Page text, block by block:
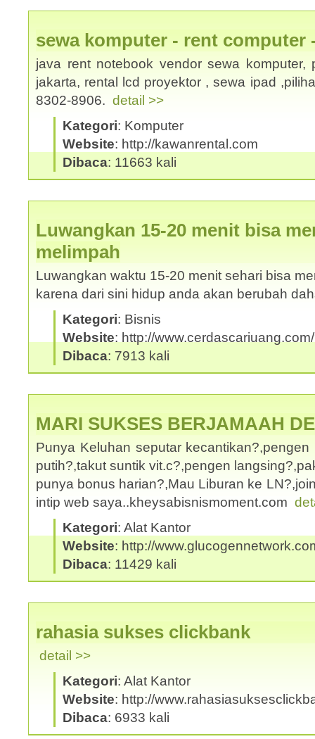
sewa komputer - rent computer
java rent notebook vendor sewa
jakarta, rental lcd proyektor , sewa ipad
8302-8906. detail >>
Kategori: Komputer
Website: http://kawanrental.com
Dibaca: 11663 kali
Luwangkan 15-20 menit bisa
melimpah
Luwangkan waktu 15-20 menit sehari bisa
karena dari sini hidup anda akan berubah
Kategori: Bisnis
Website: http://
Dibaca: 7913 kali
MARI SUKSES BERJAMAAH
Punya Keluhan seputar
putih?,takut suntik vit.c?,pengen
punya bonus harian?,Mau Liburan ke
intip web saya..kheysabisnismoment.com
Kategori: Alat Kantor
Website: http://
Dibaca: 11429 kali
rahasia sukses clickbank
detail >>
Kategori: Alat Kantor
Website: http://
Dibaca: 6933 kali